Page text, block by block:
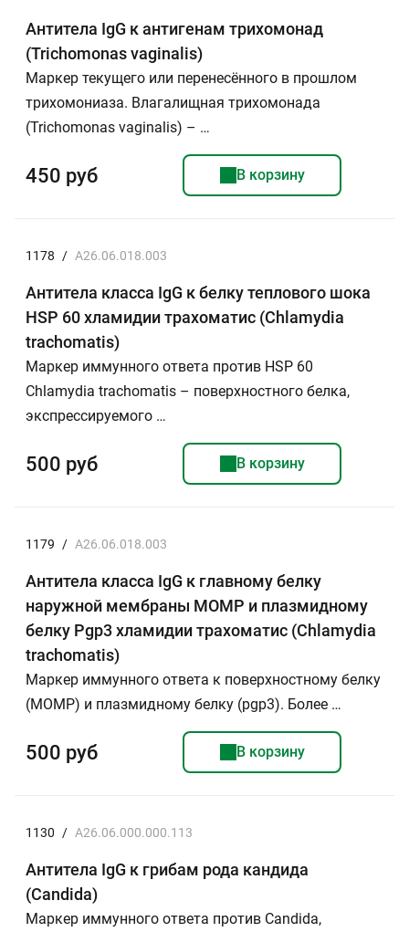
Антитела IgG к антигенам трихомонад
(Trichomonas vaginalis)
Маркер текущего или перенесённого в прошлом
трихомониаза. Влагалищная трихомонада
(Trichomonas vaginalis) – …
450 руб В корзину
1178 / A26.06.018.003
Антитела класса IgG к белку теплового шока
HSP 60 хламидии трахоматис (Chlamydia
trachomatis)
Маркер иммунного ответа против HSP 60
Chlamydia trachomatis – поверхностного белка,
экспрессируемого …
500 руб В корзину
1179 / A26.06.018.003
Антитела класса IgG к главному белку
наружной мембраны МОМР и плазмидному
белку Pgp3 хламидии трахоматис (Chlamydia
trachomatis)
Маркер иммунного ответа к поверхностному белку
(МОМР) и плазмидному белку (pgp3). Более …
500 руб В корзину
1130 / А26.06.000.000.113
Антитела IgG к грибам рода кандида
(Candida)
Маркер иммунного ответа против Candida,